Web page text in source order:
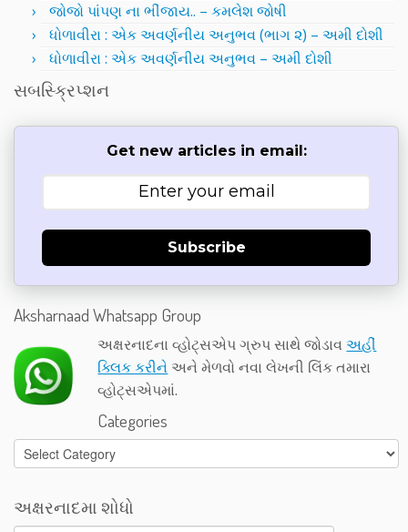
જોજો પાંપણ ના ભીંજાય.. – કમલેશ જોષી
ધોળાવીરા : એક અવર્ણનીય અનુભવ (ભાગ ૨) – અમી દોશી
ધોળાવીરા : એક અવર્ણનીય અનુભવ – અમી દોશી
સબસ્ક્રિપ્શન
Get new articles in email:
Subscribe
Aksharnaad Whatsapp Group
અક્ષરનાદના વ્હોટ્સએપ ગ્રુપ સાથે જોડાવઅહીં
ક્લિક કરીને અને મેળવો નવા લેખની લિંક તમારા
વ્હોટ્સએપમાં.
Categories
Categories
અક્ષરનાદમા શોધો